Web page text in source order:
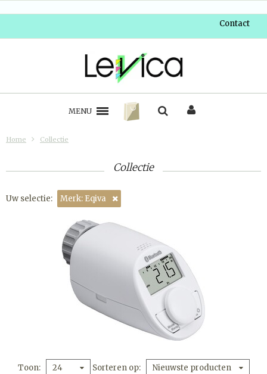
Contact
MENU
Home Collectie
Collectie
Uw selectie: Merk: Eqiva
Toon 24 Sorteren op Nieuwste producten